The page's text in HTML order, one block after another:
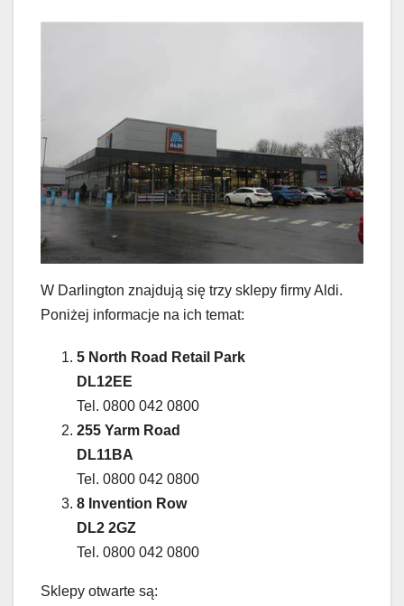
W Darlington znajdują się trzy sklepy firmy Aldi.
Poniżej informacje na ich temat:
5 North Road Retail Park
DL12EE
Tel. 0800 042 0800
255 Yarm Road
DL11BA
Tel. 0800 042 0800
8 Invention Row
DL2 2GZ
Tel. 0800 042 0800
Sklepy otwarte są: